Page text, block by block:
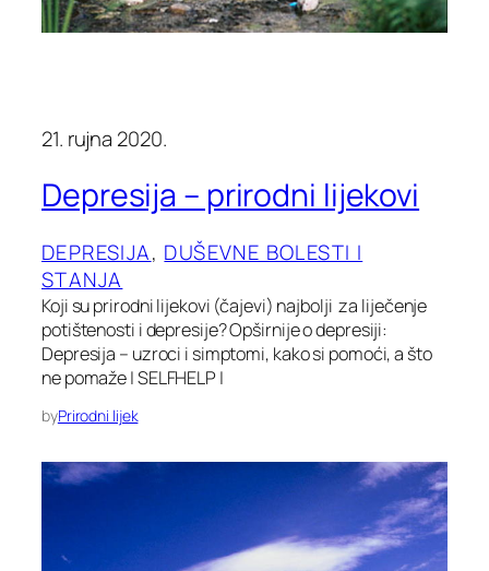
21. rujna 2020.
Depresija – prirodni lijekovi
DEPRESIJA, DUŠEVNE BOLESTI I
STANJA
Koji su prirodni lijekovi (čajevi) najbolji za liječenje
potištenosti i depresije? Opširnije o depresiji:
Depresija – uzroci i simptomi, kako si pomoći, a što
ne pomaže | SELFHELP |
byPrirodni lijek